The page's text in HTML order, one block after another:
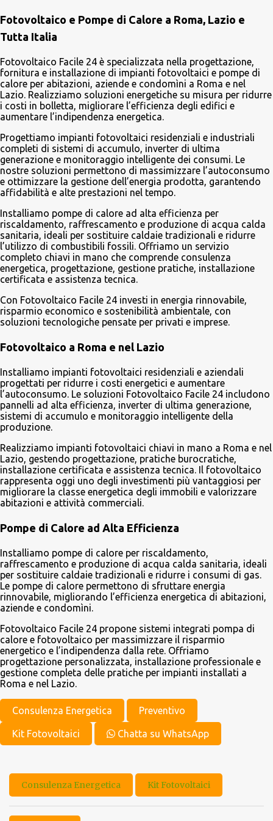
n
t
i
Fotovoltaico e Pompe di Calore a Roma, Lazio e
Tutta Italia
Fotovoltaico Facile 24 è specializzata nella progettazione,
fornitura e installazione di impianti fotovoltaici e pompe di
calore per abitazioni, aziende e condomìni a Roma e nel
Lazio. Realizziamo soluzioni energetiche su misura per ridurre
i costi in bolletta, migliorare l’efficienza degli edifici e
aumentare l’indipendenza energetica.
Progettiamo impianti fotovoltaici residenziali e industriali
completi di sistemi di accumulo, inverter di ultima
generazione e monitoraggio intelligente dei consumi. Le
nostre soluzioni permettono di massimizzare l’autoconsumo
e ottimizzare la gestione dell’energia prodotta, garantendo
affidabilità e alte prestazioni nel tempo.
Installiamo pompe di calore ad alta efficienza per
riscaldamento, raffrescamento e produzione di acqua calda
sanitaria, ideali per sostituire caldaie tradizionali e ridurre
l’utilizzo di combustibili fossili. Offriamo un servizio
completo chiavi in mano che comprende consulenza
energetica, progettazione, gestione pratiche, installazione
certificata e assistenza tecnica.
Con Fotovoltaico Facile 24 investi in energia rinnovabile,
risparmio economico e sostenibilità ambientale, con
soluzioni tecnologiche pensate per privati e imprese.
Fotovoltaico a Roma e nel Lazio
Installiamo impianti fotovoltaici residenziali e aziendali
progettati per ridurre i costi energetici e aumentare
l’autoconsumo. Le soluzioni Fotovoltaico Facile 24 includono
pannelli ad alta efficienza, inverter di ultima generazione,
sistemi di accumulo e monitoraggio intelligente della
produzione.
Realizziamo impianti fotovoltaici chiavi in mano a Roma e nel
Lazio, gestendo progettazione, pratiche burocratiche,
installazione certificata e assistenza tecnica. Il fotovoltaico
rappresenta oggi uno degli investimenti più vantaggiosi per
migliorare la classe energetica degli immobili e valorizzare
abitazioni e attività commerciali.
Pompe di Calore ad Alta Efficienza
Installiamo pompe di calore per riscaldamento,
raffrescamento e produzione di acqua calda sanitaria, ideali
per sostituire caldaie tradizionali e ridurre i consumi di gas.
Le pompe di calore permettono di sfruttare energia
rinnovabile, migliorando l’efficienza energetica di abitazioni,
aziende e condomìni.
Fotovoltaico Facile 24 propone sistemi integrati pompa di
calore e fotovoltaico per massimizzare il risparmio
energetico e l’indipendenza dalla rete. Offriamo
progettazione personalizzata, installazione professionale e
gestione completa delle pratiche per impianti installati a
Roma e nel Lazio.
Consulenza Energetica Preventivo
Kit Fotovoltaici Chatta su WhatsApp
Consulenza Energetica Kit Fotovoltaici